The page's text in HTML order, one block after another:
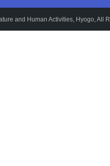
and Human Activities, Hyogo, All